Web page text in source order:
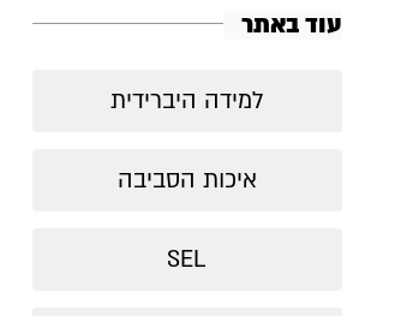
עוד באתר
למידה היברידית
איכות הסביבה
SEL